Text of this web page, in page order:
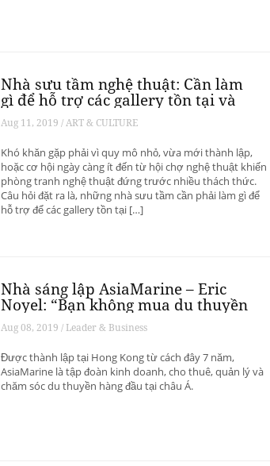
Nhà sưu tầm nghệ thuật: Cần làm
gì để hỗ trợ các gallery tồn tại và
phát triển? – Phần 1
Aug 11, 2019 / ART & CULTURE
Khó khăn gặp phải vì quy mô nhỏ, vừa mới thành lập,
hoặc cơ hội ngày càng ít đến từ hội chợ nghệ thuật khiến
phòng tranh nghệ thuật đứng trước nhiều thách thức.
Câu hỏi đặt ra là, những nhà sưu tầm cần phải làm gì để
hỗ trợ để các gallery tồn tại […]
Nhà sáng lập AsiaMarine – Eric
Noyel: “Bạn không mua du thuyền
để đầu tư sinh lời”
Aug 08, 2019 / Leader & Business
Được thành lập tại Hong Kong từ cách đây 7 năm,
AsiaMarine là tập đoàn kinh doanh, cho thuê, quản lý và
chăm sóc du thuyền hàng đầu tại châu Á.